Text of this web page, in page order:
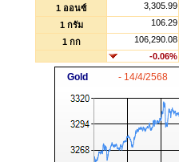
1 ออนซ์
3,305.99
1 กรัม
106.29
1 กก
106,290.08
-0.06%
Gold - 14/4/2568